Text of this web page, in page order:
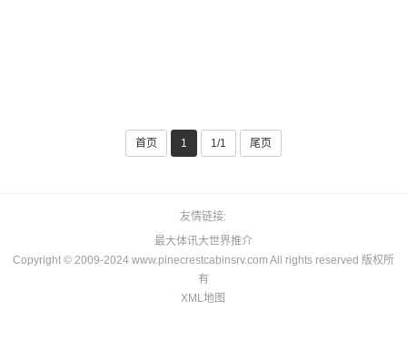
首页 1 1/1 尾页
友情链接
最大体讯大世界推介
Copyright © 2009-2024 www.pinecrestcabinsrv.com All rights reserved 版权所
有
XML地图